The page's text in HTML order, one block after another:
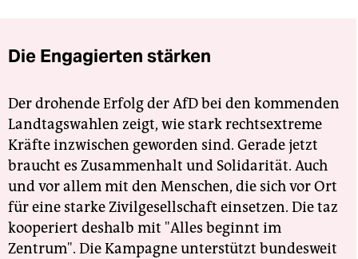
Die Engagierten stärken
Der drohende Erfolg der AfD bei den kommenden
Landtagswahlen zeigt, wie stark rechtsextreme
Kräfte inzwischen geworden sind. Gerade jetzt
braucht es Zusammenhalt und Solidarität. Auch
und vor allem mit den Menschen, die sich vor Ort
für eine starke Zivilgesellschaft einsetzen. Die taz
kooperiert deshalb mit "Alles beginnt im
Zentrum". Die Kampagne unterstützt bundesweit